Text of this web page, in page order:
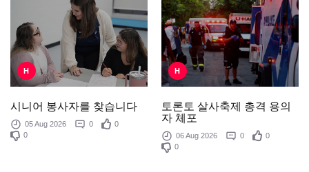
H
시니어 봉사자를 찾습니다
05 Aug 2026 0
0
0
H
토론토 살사축제 총격 용의
자 체포
06 Aug 2026 0
0
0